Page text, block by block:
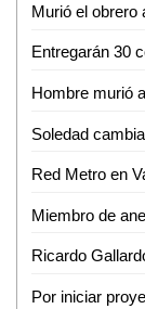
Murió el obrero
Hombre murió
Miembro de
Por iniciar